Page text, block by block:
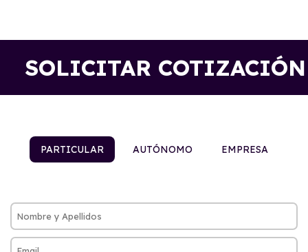
SOLICITAR COTIZACIÓN
PARTICULAR AUTÓNOMO EMPRESA